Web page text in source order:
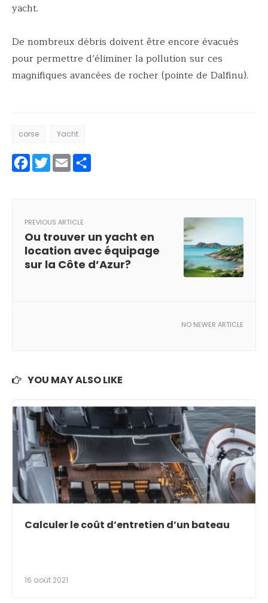
yacht.
De nombreux débris doivent être encore évacués
pour permettre d’éliminer la pollution sur ces
magnifiques avancées de rocher (pointe de Dalfinu).
corse Yacht
Facebook
Twitter
Email
PREVIOUS ARTICLE
Ou trouver un yacht en
location avec équipage
sur la Côte d’Azur?
NO NEWER ARTICLE
YOU MAY ALSO LIKE
Calculer le coût d’entretien d’un bateau
16 août 2021